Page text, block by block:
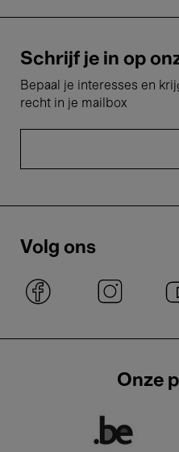
Schrijf je in op
Bepaal je interesses en
recht in je mailbox
Volg ons
Onze